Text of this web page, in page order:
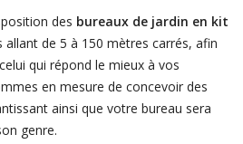
des bureaux de jardin en kit
allant de 5 à 150 mètres carrés, afin
qui répond le mieux à vos
en mesure de concevoir des
ainsi que votre bureau sera
genre.